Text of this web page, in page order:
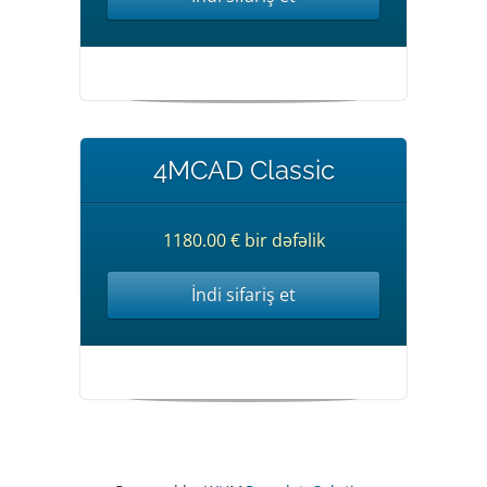
4MCAD Classic
1180.00 € bir dəfəlik
İndi sifariş et